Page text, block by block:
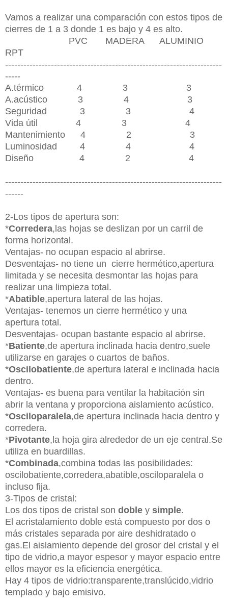
Vamos a realizar una comparación con estos tipos de
cierres de 1 a 3 donde 1 es bajo y 4 es alto.
PVC MADERA ALUMINIO
RPT
-----------------------------------------------------------------------
-----
A.térmico 4 3 3
A.acústico 3 4 3
Seguridad 3 3 4
Vida útil 4 3 4
Mantenimiento 4 2 3
Luminosidad 4 4 4
Diseño 4 2 4
-----------------------------------------------------------------------
------
2-Los tipos de apertura son:
*Corredera,las hojas se deslizan por un carril de
forma horizontal.
Ventajas- no ocupan espacio al abrirse.
Desventajas- no tiene un cierre hermético,apertura
limitada y se necesita desmontar las hojas para
realizar una limpieza total.
*Abatible,apertura lateral de las hojas.
Ventajas- tenemos un cierre hermético y una
apertura total.
Desventajas- ocupan bastante espacio al abrirse.
*Batiente,de apertura inclinada hacia dentro,suele
utilizarse en garajes o cuartos de baños.
*Oscilobatiente,de apertura lateral e inclinada hacia
dentro.
Ventajas- es buena para ventilar la habitación sin
abrir la ventana y proporciona aislamiento acústico.
*Osciloparalela,de apertura inclinada hacia dentro y
corredera.
*Pivotante,la hoja gira alrededor de un eje central.Se
utiliza en buardillas.
*Combinada,combina todas las posibilidades:
oscilobatiente,corredera,abatible,osciloparalela o
incluso fija.
3-Tipos de cristal:
Los dos tipos de cristal son doble y simple.
El acristalamiento doble está compuesto por dos o
más cristales separada por aire deshidratado o
gas.El aislamiento depende del grosor del cristal y el
tipo de vidrio,a mayor espesor y mayor espacio entre
ellos mayor es la eficiencia energética.
Hay 4 tipos de vidrio:transparente,translúcido,vidrio
templado y bajo emisivo.